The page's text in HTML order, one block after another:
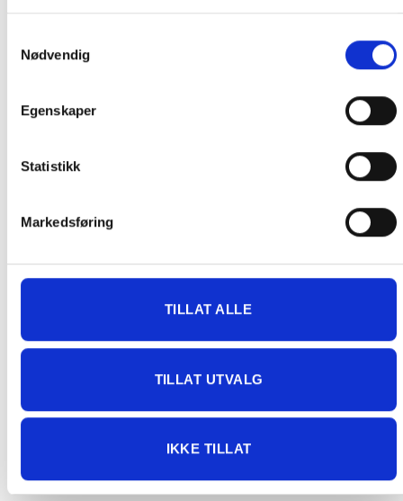
Nødvendig
Egenskaper
Statistikk
Markedsføring
TILLAT ALLE
TILLAT UTVALG
IKKE TILLAT
Har du ikke fått noen alternativ på frakt på din pakke så er
mulig for skade under transport.
Noen produkter selges kun i
GRATIS FRAKT (Levert til hentested/butikk, ikke
MED POSTNORD. DET VIL SI PAKKER FRA 0-35 KG MED
KONTAKT FOR Å SJEKKE PRIS LEVERT HJEM TIL DEG FOR DISSE